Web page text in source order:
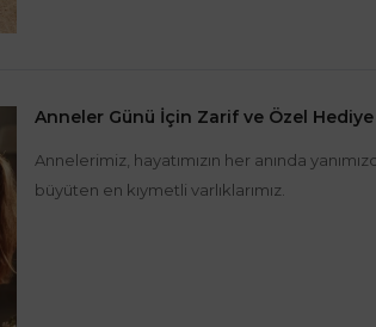
Anneler Günü İçin Zarif ve Özel
Annelerimiz, hayatımızın her anında
büyüten en kıymetli varlıklarımız.